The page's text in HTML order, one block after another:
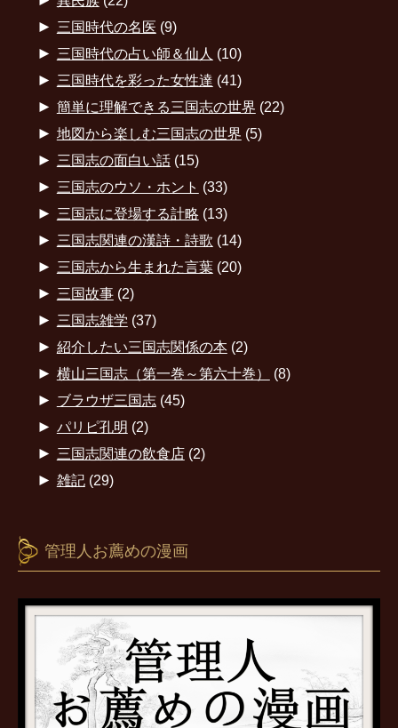
► 三国時代の名医 (9)
► 三国時代の占い師＆仙人 (10)
► 三国時代を彩った女性達 (41)
► 簡単に理解できる三国志の世界 (22)
► 地図から楽しむ三国志の世界 (5)
► 三国志の面白い話(15)
► 三国志のウソ・ホント (33)
► 三国志に登場する計略 (13)
► 三国志関連の漢詩・詩歌 (14)
► 三国志から生まれた言葉(20)
► 三国故事(2)
► 三国志雑学 (37)
► 紹介したい三国志関係の本(2)
► 横山三国志（第一巻～第六十巻） (8)
► ブラウザ三国志(45)
► パリピ孔明 (2)
► 三国志関連の飲食店(2)
► 雑記(29)
管理人お薦めの漫画